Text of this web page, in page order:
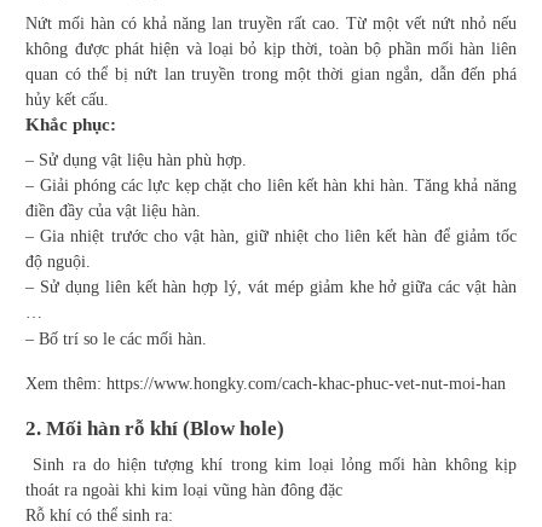
Nứt mối hàn có khả năng lan truyền rất cao. Từ một vết nứt nhỏ nếu
không được phát hiện và loại bỏ kịp thời, toàn bộ phần mối hàn liên
quan có thể bị nứt lan truyền trong một thời gian ngắn, dẫn đến phá
hủy kết cấu.
Khắc phục:
– Sử dụng vật liệu hàn phù hợp.
– Giải phóng các lực kẹp chặt cho liên kết hàn khi hàn. Tăng khả năng
điền đầy của vật liệu hàn.
– Gia nhiệt trước cho vật hàn, giữ nhiệt cho liên kết hàn để giảm tốc
độ nguội.
– Sử dụng liên kết hàn hợp lý, vát mép giảm khe hở giữa các vật hàn
…
– Bố trí so le các mối hàn.
Xem thêm:https://www.hongky.com/cach-khac-phuc-vet-nut-moi-han
2. Mối hàn rỗ khí (Blow hole)
Sinh ra do hiện tượng khí trong kim loại lỏng mối hàn không kịp
thoát ra ngoài khi kim loại vũng hàn đông đặc
Rỗ khí có thể sinh ra: